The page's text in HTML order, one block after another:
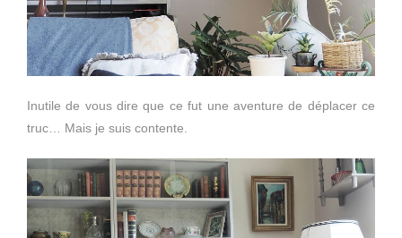
Inutile de vous dire que ce fut une aventure de déplacer ce
truc… Mais je suis contente.